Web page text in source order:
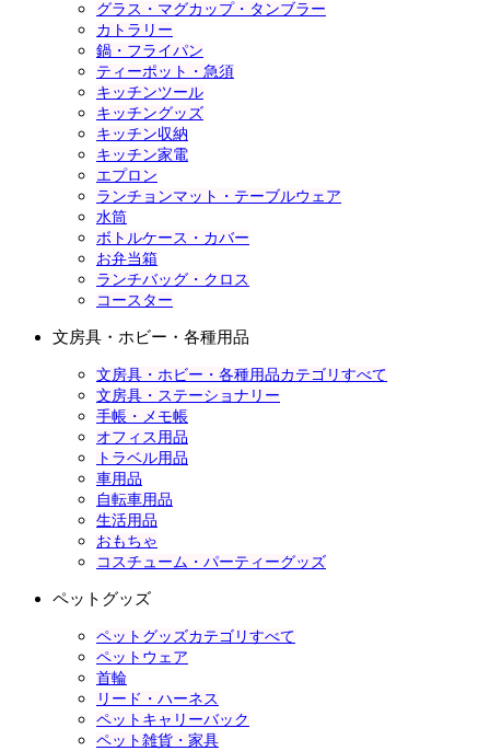
グラス・マグカップ・タンブラー
カトラリー
鍋・フライパン
ティーポット・急須
キッチンツール
キッチングッズ
キッチン収納
キッチン家電
エプロン
ランチョンマット・テーブルウェア
水筒
ボトルケース・カバー
お弁当箱
ランチバッグ・クロス
コースター
文房具・ホビー・各種用品
文房具・ホビー・各種用品カテゴリすべて
文房具・ステーショナリー
手帳・メモ帳
オフィス用品
トラベル用品
車用品
自転車用品
生活用品
おもちゃ
コスチューム・パーティーグッズ
ペットグッズ
ペットグッズカテゴリすべて
ペットウェア
首輪
リード・ハーネス
ペットキャリーバック
ペット雑貨・家具